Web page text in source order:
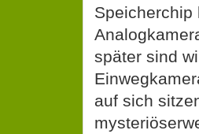
Speicherchip
später sind
auf sich